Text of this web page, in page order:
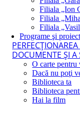
Filiala „Ion
Filiala
Filiala
Programe şi
DOCUMENTE ŞI A
O carte pentru
Dacă nu poţi
Biblioteca ta
Biblioteca
Hai la film